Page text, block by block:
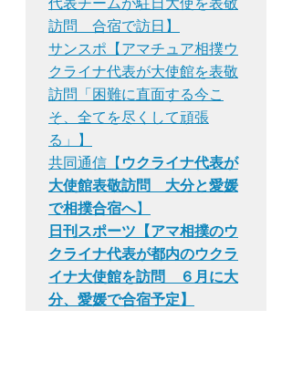
訪問　合宿で訪日】
サンスポ【アマチュア相撲ウ
クライナ代表が大使館を表敬
訪問「困難に直面する今こ
そ、全てを尽くして頑張
る」】
共同通信【 ウクライナ代表が
大使館表敬訪問　大分と愛媛
で相撲合宿へ】
日刊スポーツ【アマ相撲のウ
クライナ代表が都内のウクラ
イナ大使館を訪問　６月に大
分、愛媛で合宿予定】